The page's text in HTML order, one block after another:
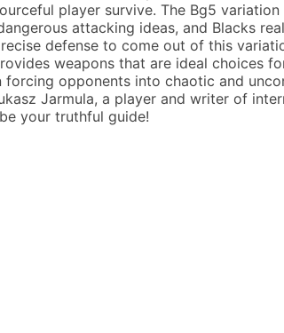
player survive. The Bg5 variation
attacking ideas, and Blacks
defense to come out of this
weapons that are ideal choices
forcing opponents into chaotic and
Jarmula, a player and writer of
your truthful guide!